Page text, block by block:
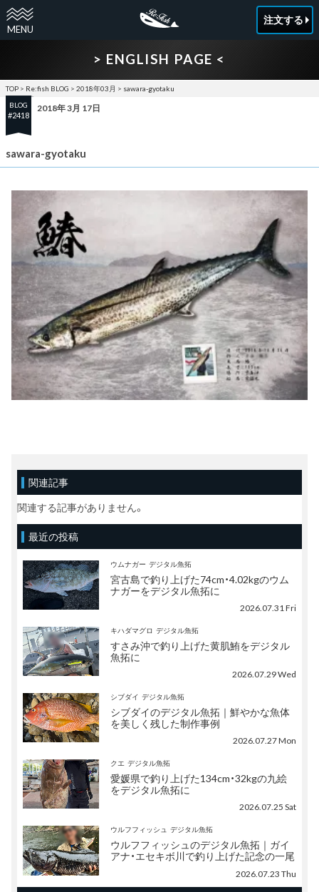
注文する
> ENGLISH PAGE <
TOP > Re:fish BLOG > 2018年03月 > sawara-gyotaku
BLOG
#2418
2018年 3月 17日
sawara-gyotaku
関連記事
関連する記事がありません。
最近の投稿
ウムナガー デジタル魚拓
宮古島で釣り上げた74cm・4.02kgのウム
ナガーをデジタル魚拓に
2026.07.31 Fri
キハダマグロ デジタル魚拓
すさみ沖で釣り上げた黄肌鮪をデジタル
魚拓に
2026.07.29 Wed
シブダイ デジタル魚拓
シブダイのデジタル魚拓｜鮮やかな魚体
を美しく残した制作事例
2026.07.27 Mon
クエ デジタル魚拓
愛媛県で釣り上げた134cm・32kgの九絵
をデジタル魚拓に
2026.07.25 Sat
ウルフフィッシュ デジタル魚拓
ウルフフィッシュのデジタル魚拓｜ガイ
アナ・エセキボ川で釣り上げた記念の一尾
2026.07.23 Thu